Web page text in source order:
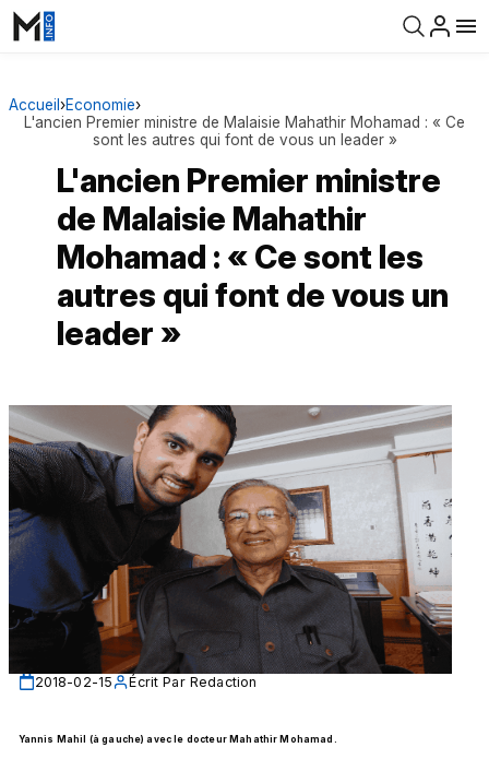
Accueil ›Economie›
L'ancien Premier ministre de Malaisie Mahathir Mohamad : « Ce
sont les autres qui font de vous un leader »
L'ancien Premier ministre
de Malaisie Mahathir
Mohamad : « Ce sont les
autres qui font de vous un
leader »
2018-02-15 Écrit Par Redaction
Yannis Mahil (à gauche) avec le docteur Mahathir Mohamad.